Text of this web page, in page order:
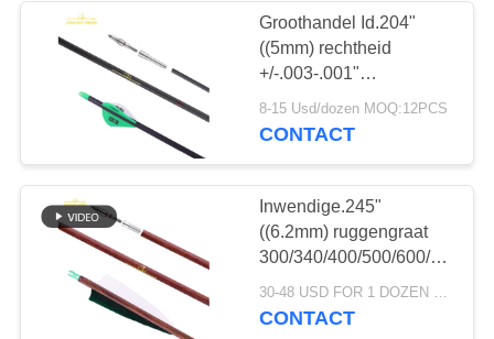
De Pijlen van de
jonge geitjespraktijk
69
Groothandel Id.204"
((5mm) rechtheid
+/-.003-.001"
ruggengraat250/300/350/
Assassin Jagddoel
8-15 Usd/dozen MOQ:12PCS
CONTACT
Inwendige.245"
((6.2mm) ruggengraat
300/340/400/500/600/700
+/-003" Rechtheid
Veertjes Geplet
30-48 USD FOR 1 DOZEN MOQ:12pcs, één dozijn
CONTACT